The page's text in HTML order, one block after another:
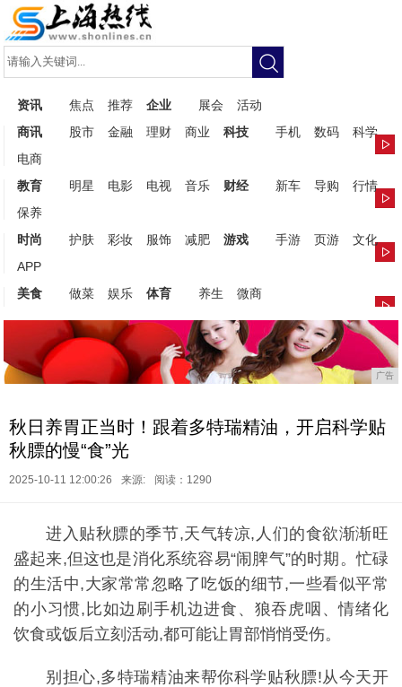
资讯 焦点 推荐 企业 展会
活动
商讯
股市 金融 理财 商业 科技 手机 数码
科学
电商
教育
明星 电影 电视 音乐 财经 新车 导购
行情
保养
时尚
护肤 彩妆 服饰 减肥 游戏 手游 页游
文化
APP
美食
做菜 娱乐 体育 养生 微商
广告
秋日养胃正当时！跟着多特瑞精油，开启科学贴
秋膘的慢“食”光
2025-10-11 12:00:26 来源: 阅读：1290
进入贴秋膘的季节,天气转凉,人们的食欲渐渐旺
盛起来,但这也是消化系统容易“闹脾气”的时期。忙碌
的生活中,大家常常忽略了吃饭的细节,一些看似平常
的小习惯,比如边刷手机边进食、狼吞虎咽、情绪化
饮食或饭后立刻活动,都可能让胃部悄悄受伤。
别担心,多特瑞精油来帮你科学贴秋膘!从今天开